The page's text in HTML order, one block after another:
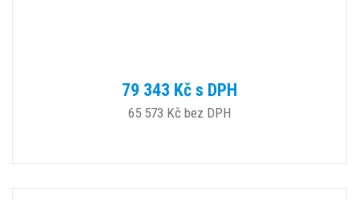
79 343 Kč s DPH
65 573 Kč bez DPH